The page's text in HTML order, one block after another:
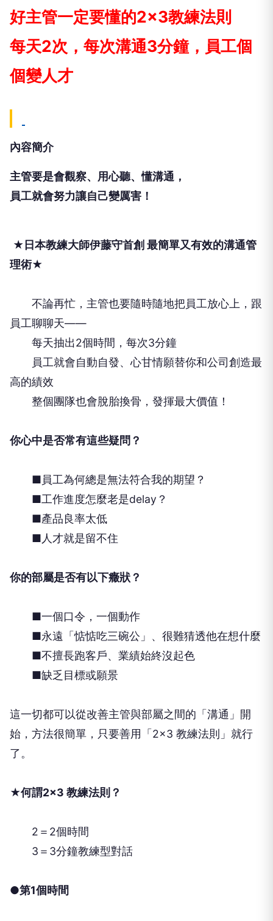
好主管一定要懂的2×3教練法則
每天2次，每次溝通3分鐘，員工個
個變人才
內容簡介
主管要是會觀察、用心聽、懂溝通，
員工就會努力讓自己變厲害！
★日本教練大師伊藤守首創 最簡單又有效的溝通管
理術★
不論再忙，主管也要隨時隨地把員工放心上，跟
員工聊聊天——
每天抽出2個時間，每次3分鐘
員工就會自動自發、心甘情願替你和公司創造最
高的績效
整個團隊也會脫胎換骨，發揮最大價值！
你心中是否常有這些疑問？
■員工為何總是無法符合我的期望？
■工作進度怎麼老是delay？
■產品良率太低
■人才就是留不住
你的部屬是否有以下癥狀？
■一個口令，一個動作
■永遠「惦惦吃三碗公」、很難猜透他在想什麼
■不擅長跑客戶、業績始終沒起色
■缺乏目標或願景
這一切都可以從改善主管與部屬之間的「溝通」開
始，方法很簡單，只要善用「2×3 教練法則」就行
了。
★何謂2×3 教練法則？
2＝2個時間
3＝3分鐘教練型對話
●第1個時間